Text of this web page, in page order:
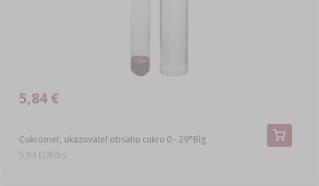
Cukromer, ukazovateľ obsahu cukru 0 - 29°Blg
5,84 €
5,84 EUR/ks.